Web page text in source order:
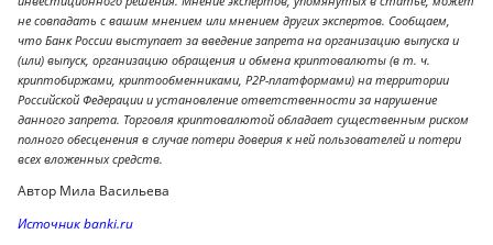
не совпадать с вашим мнением или мнением других экспертов. Сообщаем,
что Банк России выступает за введение запрета на организацию выпуска и
(или) выпуск, организацию обращения и обмена криптовалюты (в т. ч.
криптобиржами, криптообменниками, P2P-платформами) на территории
Российской Федерации и установление ответственности за нарушение
данного запрета. Торговля криптовалютой обладает существенным риском
полного обесценения в случае потери доверия к ней пользователей и потери
всех вложенных средств.
Автор Мила Васильева
Источник banki.ru